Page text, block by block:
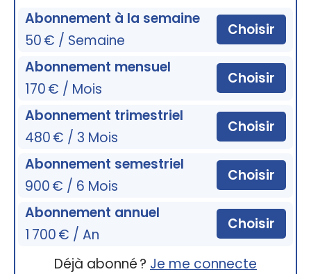
Abonnement à la semaine
50 € / Semaine
Choisir
Abonnement mensuel
170 € / Mois
Choisir
Abonnement trimestriel
480 € / 3 Mois
Choisir
Abonnement semestriel
900 € / 6 Mois
Choisir
Abonnement annuel
1 700 € / An
Choisir
Déjà abonné ? Je me connecte